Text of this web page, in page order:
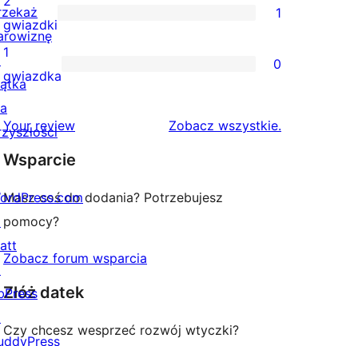
3-
gwiazdkowych
1
recenzja
2-
gwiazdkowa
gwiazdki
1
0
1-
1
gwiazdka
0
Your review Zobacz wszystkierecenzje
.
Wsparcie
Masz coś do dodania? Potrzebujesz
pomocy?
Zobacz forum wsparcia
Złóż datek
Czy chcesz wesprzeć rozwój wtyczki?